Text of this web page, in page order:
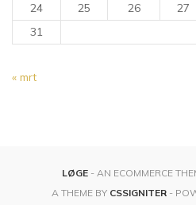
24
25 26 27
31
« mrt
LØGE - AN ECOMMERCE
A THEME BY CSSIGNITER -